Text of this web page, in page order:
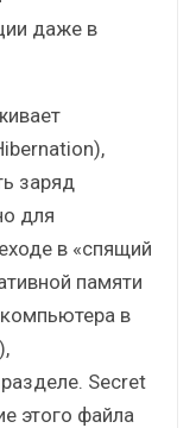
даже в
заряд
для
в «спящий
памяти
в
Secret
этого файла